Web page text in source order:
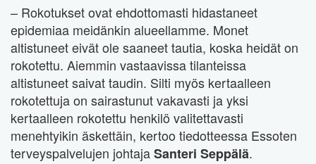
– Rokotukset ovat ehdottomasti hidastaneet
epidemiaa meidänkin alueellamme. Monet
altistuneet eivät ole saaneet tautia, koska heidät on
rokotettu. Aiemmin vastaavissa tilanteissa
altistuneet saivat taudin. Silti myös kertaalleen
rokotettuja on sairastunut vakavasti ja yksi
kertaalleen rokotettu henkilö valitettavasti
menehtyikin äskettäin, kertoo tiedotteessa Essoten
terveyspalvelujen johtajaSanteri Seppälä.